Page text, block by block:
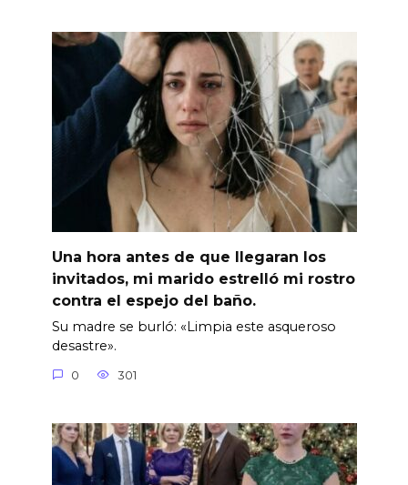
Una hora antes de que llegaran los
invitados, mi marido estrelló mi rostro
contra el espejo del baño.
Su madre se burló: «Limpia este asqueroso
desastre».
0 301